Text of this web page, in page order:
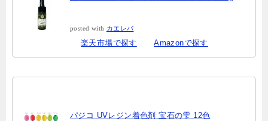
posted with カエレバ
楽天市場で探す Amazonで探す
パジコ UVレジン着色剤 宝石の雫 12色